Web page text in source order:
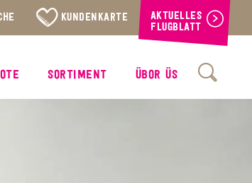
KUNDENKARTE
AKTUELLES
FLUGBLATT
SORTIMENT ÜBOR ÜS